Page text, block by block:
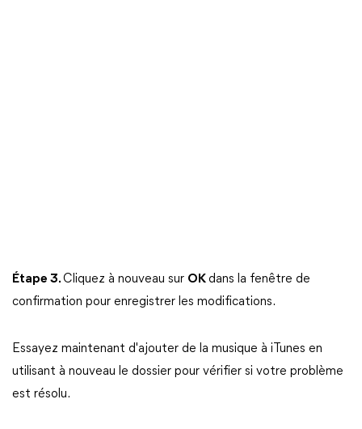
Étape 3.Cliquez à nouveau sur OK dans la fenêtre de
confirmation pour enregistrer les modifications.
Essayez maintenant d'ajouter de la musique à iTunes en
utilisant à nouveau le dossier pour vérifier si votre problème
est résolu.